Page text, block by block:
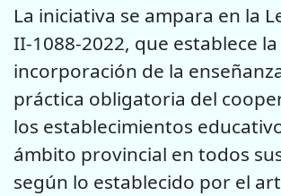
La iniciativa se ampara en la
II-1088-2022, que establece la
incorporación de la
práctica obligatoria del
los establecimientos
ámbito provincial en todos
según lo establecido por el